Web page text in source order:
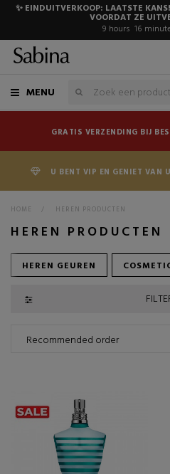
✨ EINDUITVERKOOP: LAATSTE
VOORDAT ZE
9 hours 16
MENU
GRATIS VERZENDING BIJ
U BENT VIP EN GENIET VAN
HOME > HEREN PRODUCTEN
HEREN PRODUCTEN
HEREN GEUREN